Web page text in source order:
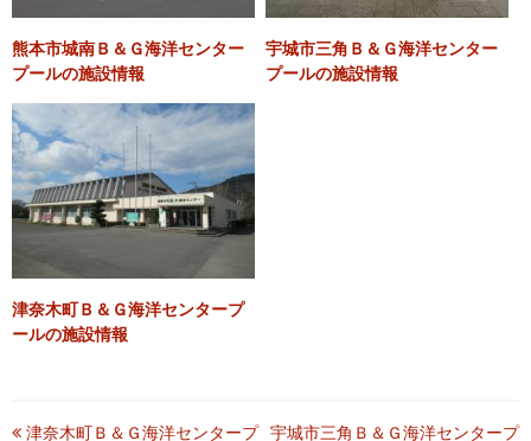
熊本市城南Ｂ＆Ｇ海洋センター
プールの施設情報
宇城市三角Ｂ＆Ｇ海洋センター
プールの施設情報
津奈木町Ｂ＆Ｇ海洋センタープ
ールの施設情報
津奈木町Ｂ＆Ｇ海洋センタープ 宇城市三角Ｂ＆Ｇ海洋センタープ